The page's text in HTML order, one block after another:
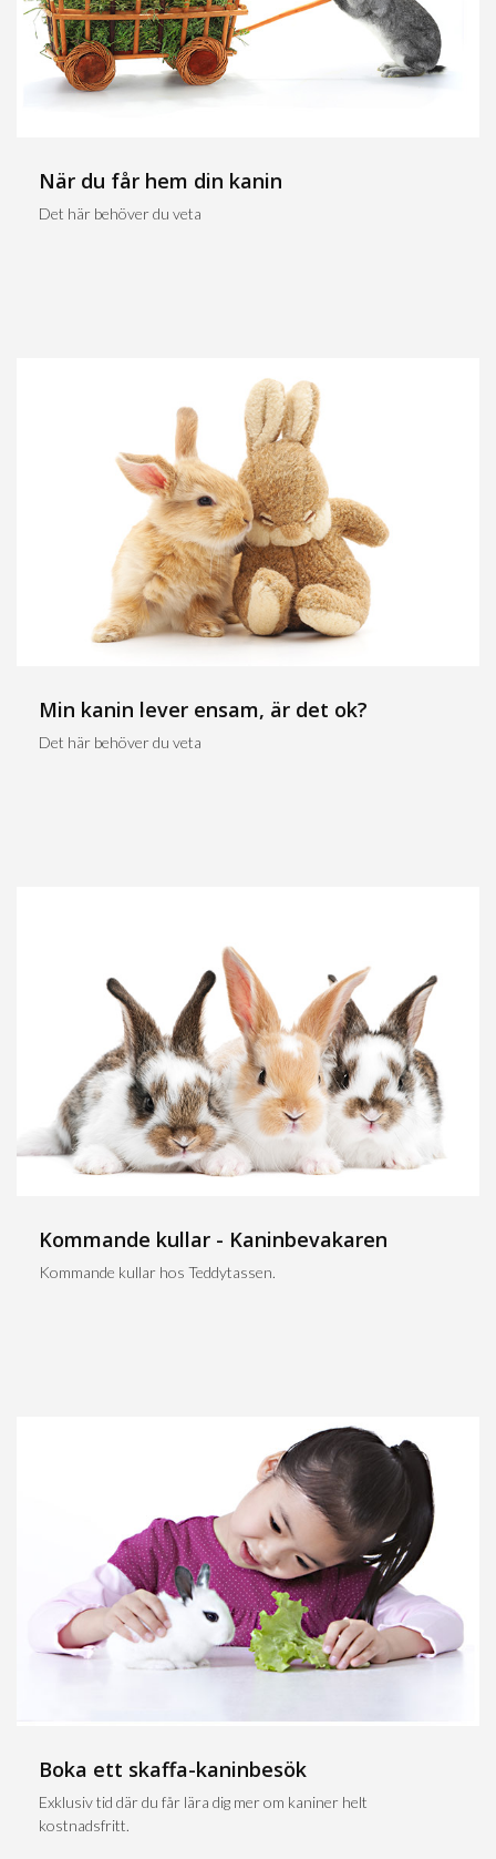
När du får hem din kanin
Det här behöver du veta
Min kanin lever ensam, är det ok?
Det här behöver du veta
Kommande kullar - Kaninbevakaren
Kommande kullar hos Teddytassen.
Boka ett skaffa-kaninbesök
Exklusiv tid där du får lära dig mer om kaniner helt
kostnadsfritt.